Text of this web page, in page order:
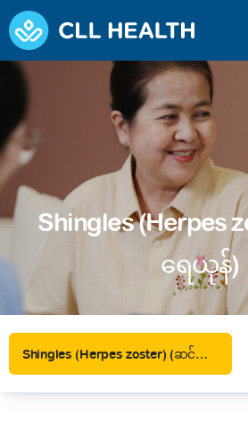
Shingles (Herpes
ရေယုန်)
Shingles (Herpes zoster) (ဆင်ရေယုန်)